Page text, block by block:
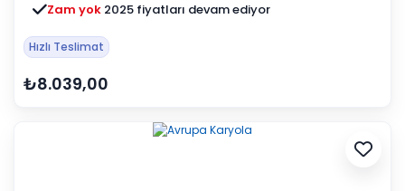
Zam yok 2025 fiyatları devam ediyor
Hızlı Teslimat
₺8.039,00